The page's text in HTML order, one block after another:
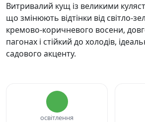
Витривалий кущ із великими
що змінюють відтінки від світло-
кремово-коричневого восени,
пагонах і стійкий до холодів,
садового акценту.
освітлення